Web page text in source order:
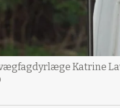
Katrine